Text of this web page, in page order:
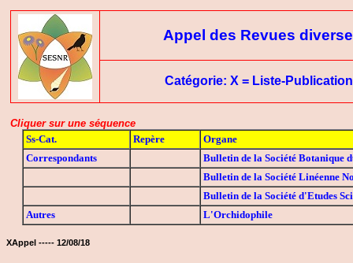
Appel des Revues
Catégorie: X = Liste-
Cliquer sur une séquence
Ss-Cat.
Repère
Organe
Correspondants
Bulletin de la Société Botanique
Bulletin de la Société Linéenne
Bulletin de la Société d'Etudes
Autres
L'Orchidophile
XAppel ----- 12/08/18